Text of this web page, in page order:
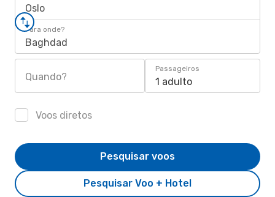
Oslo
Para onde?
Baghdad
Quando?
Passageiros
1 adulto
Voos diretos
Pesquisar Voo + Hotel
Pesquisar voos